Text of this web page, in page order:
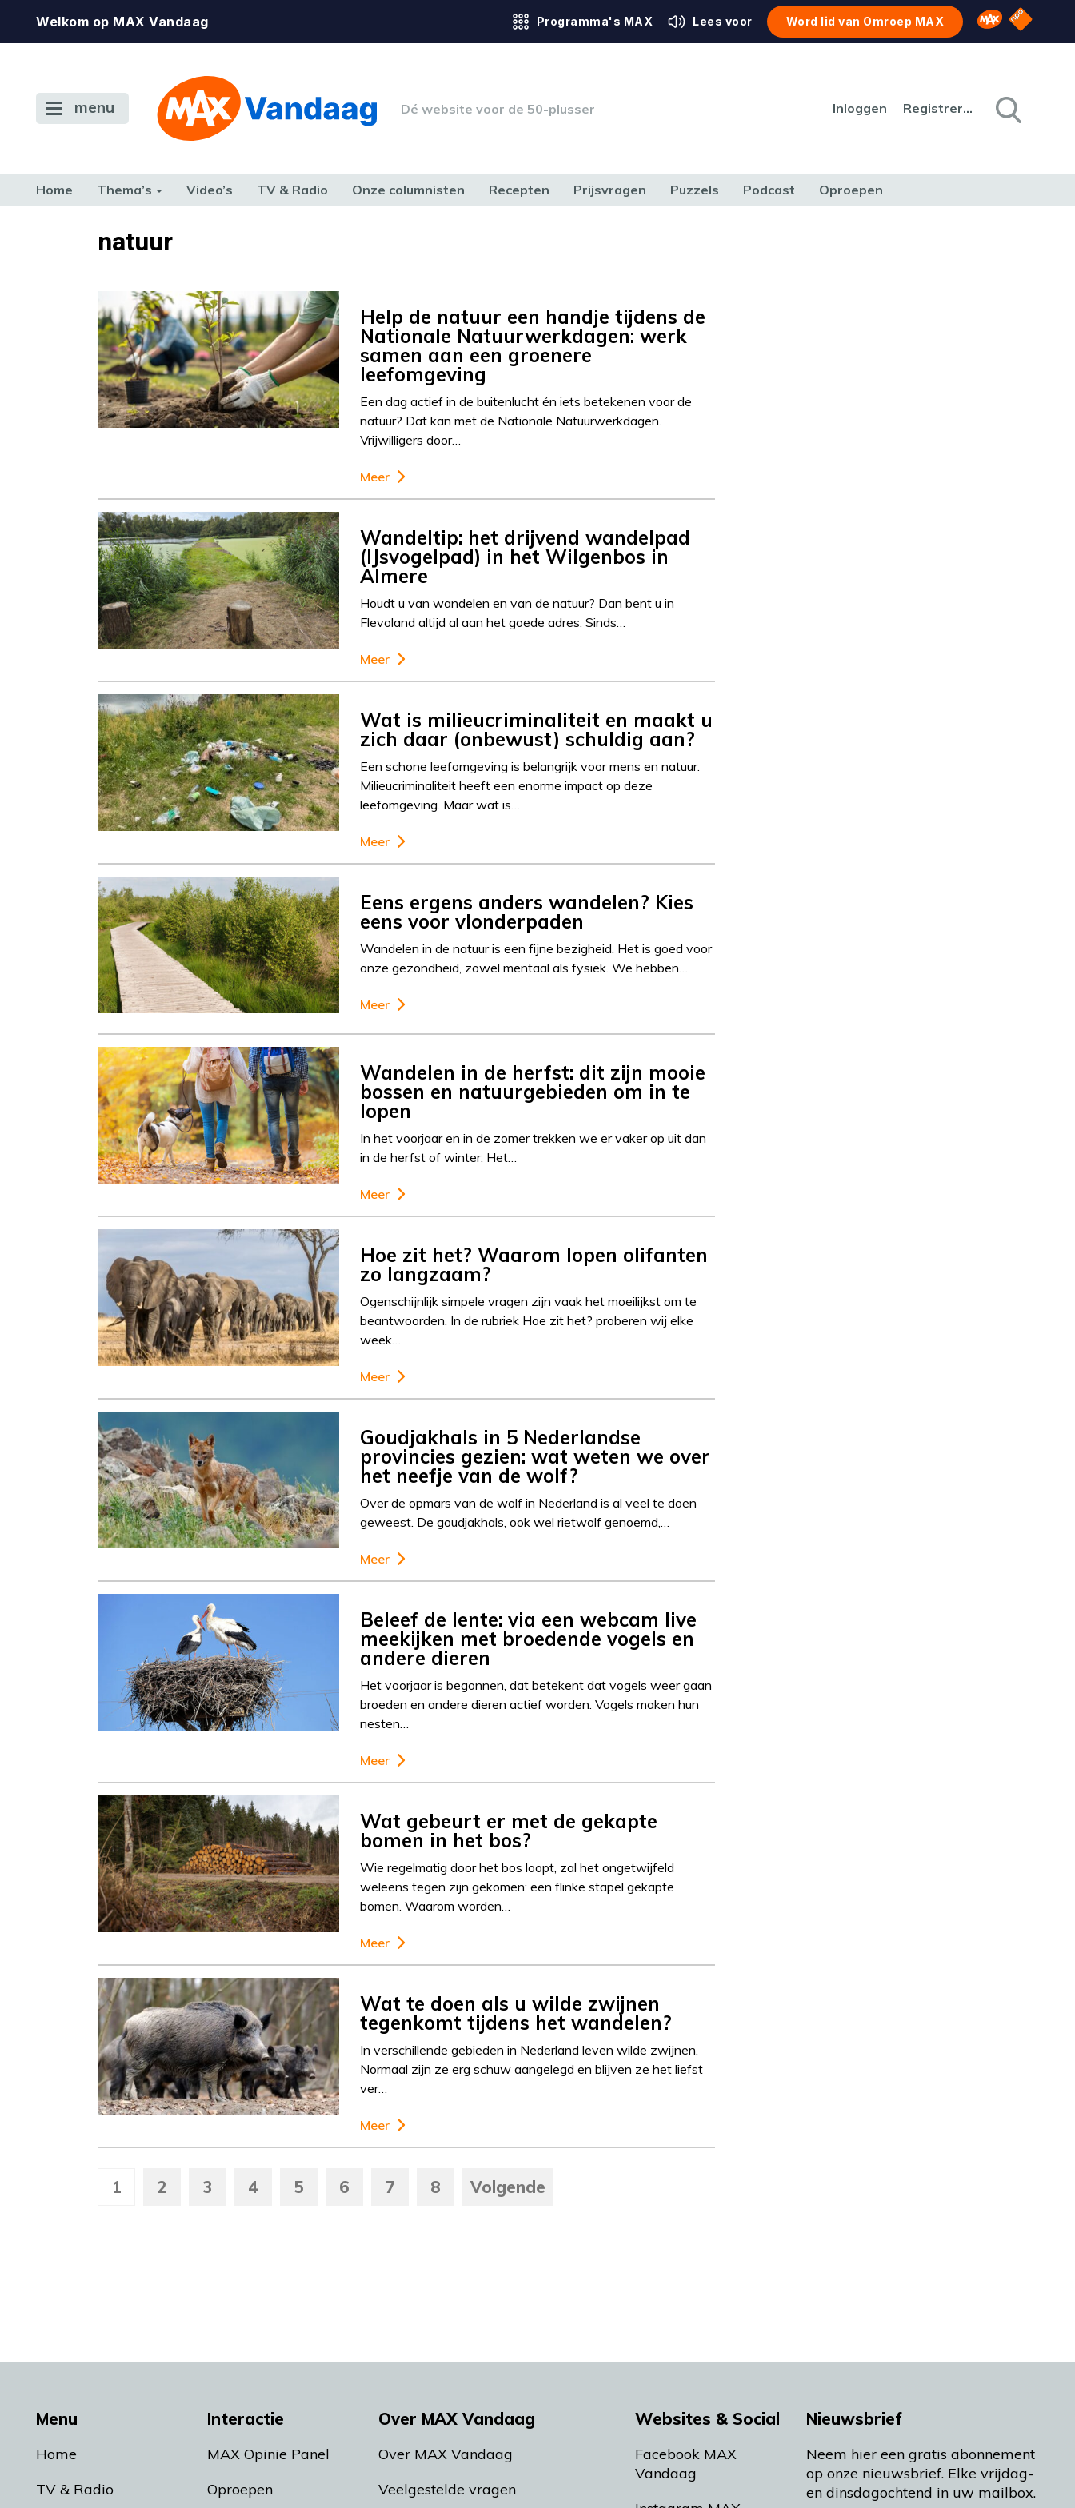
Welkom op MAX Vandaag Programma's MAX Lees voor Word lid van Omroep MAX Omroep MAX
NPO
menu Dé website voor de 50-plusser Inloggen Registreren
Home Thema’s Video’s TV & Radio Onze columnisten Recepten Prijsvragen Puzzels Podcast Oproepen
TERUG NAAR TOENnatuur
Help de natuur een handje tijdens de
Nationale Natuurwerkdagen: werk
samen aan een groenere
leefomgeving
Een dag actief in de buitenlucht én iets betekenen voor de
natuur? Dat kan met de Nationale Natuurwerkdagen.
Vrijwilligers door…
Meer
Wandeltip: het drijvend wandelpad
(IJsvogelpad) in het Wilgenbos in
Almere
Houdt u van wandelen en van de natuur? Dan bent u in
Flevoland altijd al aan het goede adres. Sinds…
Meer
Wat is milieucriminaliteit en maakt u
zich daar (onbewust) schuldig aan?
Een schone leefomgeving is belangrijk voor mens en natuur.
Milieucriminaliteit heeft een enorme impact op deze
leefomgeving. Maar wat is…
Meer
Eens ergens anders wandelen? Kies
eens voor vlonderpaden
Wandelen in de natuur is een fijne bezigheid. Het is goed voor
onze gezondheid, zowel mentaal als fysiek. We hebben…
Meer
Wandelen in de herfst: dit zijn mooie
bossen en natuurgebieden om in te
lopen
In het voorjaar en in de zomer trekken we er vaker op uit dan
in de herfst of winter. Het…
Meer
Hoe zit het? Waarom lopen olifanten
zo langzaam?
Ogenschijnlijk simpele vragen zijn vaak het moeilijkst om te
beantwoorden. In de rubriek Hoe zit het? proberen wij elke
week…
Meer
Goudjakhals in 5 Nederlandse
provincies gezien: wat weten we over
het neefje van de wolf?
Over de opmars van de wolf in Nederland is al veel te doen
geweest. De goudjakhals, ook wel rietwolf genoemd,…
Meer
Beleef de lente: via een webcam live
meekijken met broedende vogels en
andere dieren
Het voorjaar is begonnen, dat betekent dat vogels weer gaan
broeden en andere dieren actief worden. Vogels maken hun
nesten…
Meer
Wat gebeurt er met de gekapte
bomen in het bos?
Wie regelmatig door het bos loopt, zal het ongetwijfeld
weleens tegen zijn gekomen: een flinke stapel gekapte
bomen. Waarom worden…
Meer
Wat te doen als u wilde zwijnen
tegenkomt tijdens het wandelen?
In verschillende gebieden in Nederland leven wilde zwijnen.
Normaal zijn ze erg schuw aangelegd en blijven ze het liefst
ver…
Meer
1 2 3 4 5 6 7 8 Volgende
Menu
Home
TV & Radio
Interactie
MAX Opinie Panel
Oproepen
Over MAX Vandaag
Over MAX Vandaag
Veelgestelde vragen
Websites & Social
Facebook MAX
Vandaag
Nieuwsbrief
Neem hier een gratis abonnement
op onze nieuwsbrief. Elke vrijdag-
en dinsdagochtend in uw mailbox.